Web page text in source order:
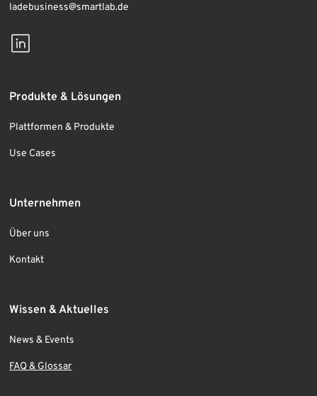
ladebusiness@smartlab.de
Produkte & Lösungen
Plattformen & Produkte
Use Cases
Unternehmen
Über uns
Kontakt
Wissen & Aktuelles
News & Events
FAQ & Glossar